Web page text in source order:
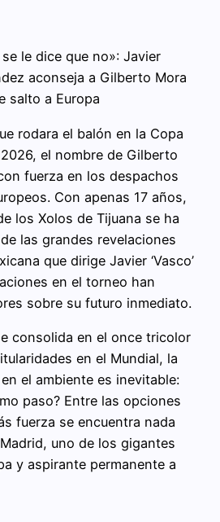
le dice que no»: Javier
aconseja a Gilberto Mora
salto a Europa
rodara el balón en la Copa
el nombre de Gilberto
fuerza en los despachos
Con apenas 17 años,
los Xolos de Tijuana se ha
las grandes revelaciones
que dirige Javier ‘Vasco’
en el torneo han
sobre su futuro inmediato.
consolida en el once tricolor
en el Mundial, la
el ambiente es inevitable:
paso? Entre las opciones
fuerza se encuentra nada
uno de los gigantes
y aspirante permanente a